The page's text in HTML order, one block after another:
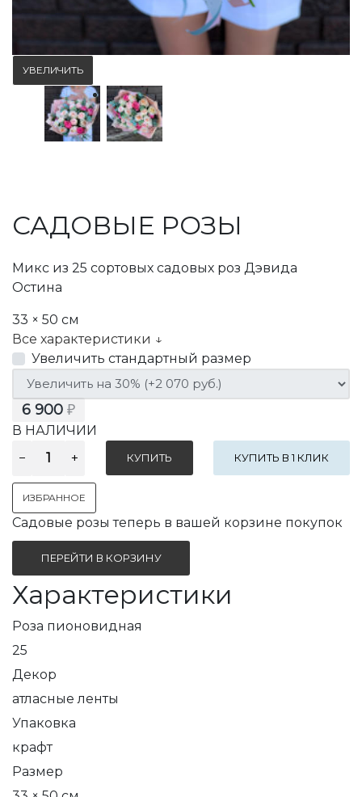
УВЕЛИЧИТЬ
САДОВЫЕ РОЗЫ
Микс из 25 сортовых садовых роз Дэвида
Остина
33 × 50 см
Все характеристики ↓
Увеличить стандартный размер
6 900 ₽
В НАЛИЧИИ
КУПИТЬ В 1 КЛИК
ИЗБРАННОЕ
Садовые розы теперь в вашей корзине покупок
ПЕРЕЙТИ В КОРЗИНУ
Характеристики
Роза пионовидная
25
Декор
атласные ленты
Упаковка
крафт
Размер